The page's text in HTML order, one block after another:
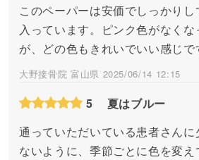
このペーパーは安価でしっかり
入っています。ピンク色がなく
が、どの色もきれいでいい感じで
大野接骨院 富山県 2025/06/14 12:15
5
夏はブルー
通っていただいている患者さん
ないように、季節ごとに色を変